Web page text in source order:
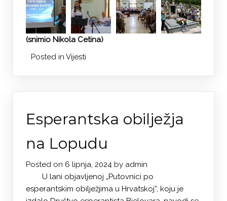
(snimio Nikola Cetina)
Posted in Vijesti
Esperantska obilježja
na Lopudu
Posted on 6 lipnja, 2024 by admin
U lani objavljenoj „Putovnici po
esperantskim obilježjima u Hrvatskoj”, koju je